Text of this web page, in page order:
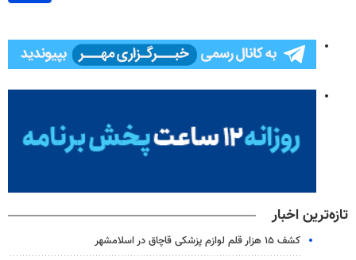
تازه‌ترین اخبار
کشف ۱۵ هزار قلم لوازم پزشکی قاچاق در اسلامشهر